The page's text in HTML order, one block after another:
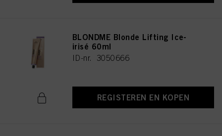
BLONDME Blonde Lifting Ice-
irisé 60ml
ID-nr. 3050666
REGISTEREN EN KOPEN